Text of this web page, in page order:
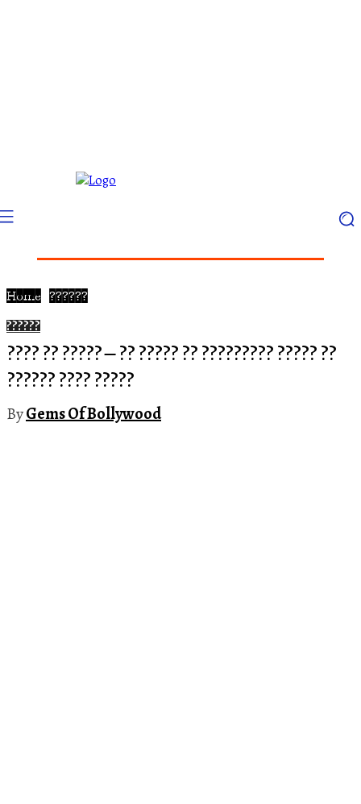
Home ??????
??????
???? ?? ????? – ?? ????? ?? ????????? ????? ??
?????? ???? ?????
ByGems Of Bollywood